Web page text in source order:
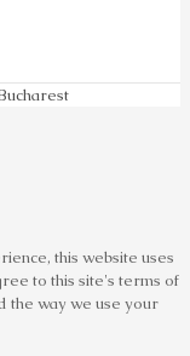
this website uses
to this site's terms of
the way we use your